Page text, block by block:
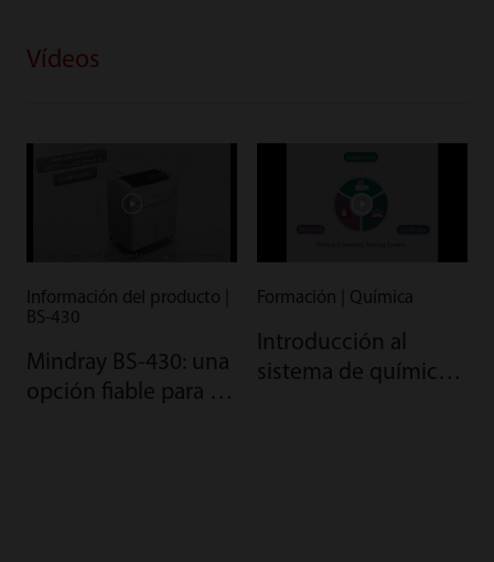
Vídeos
Información del producto |
BS-430
Mindray BS-430: una
opción fiable para su
Formación | Química
Introducción al
sistema de química